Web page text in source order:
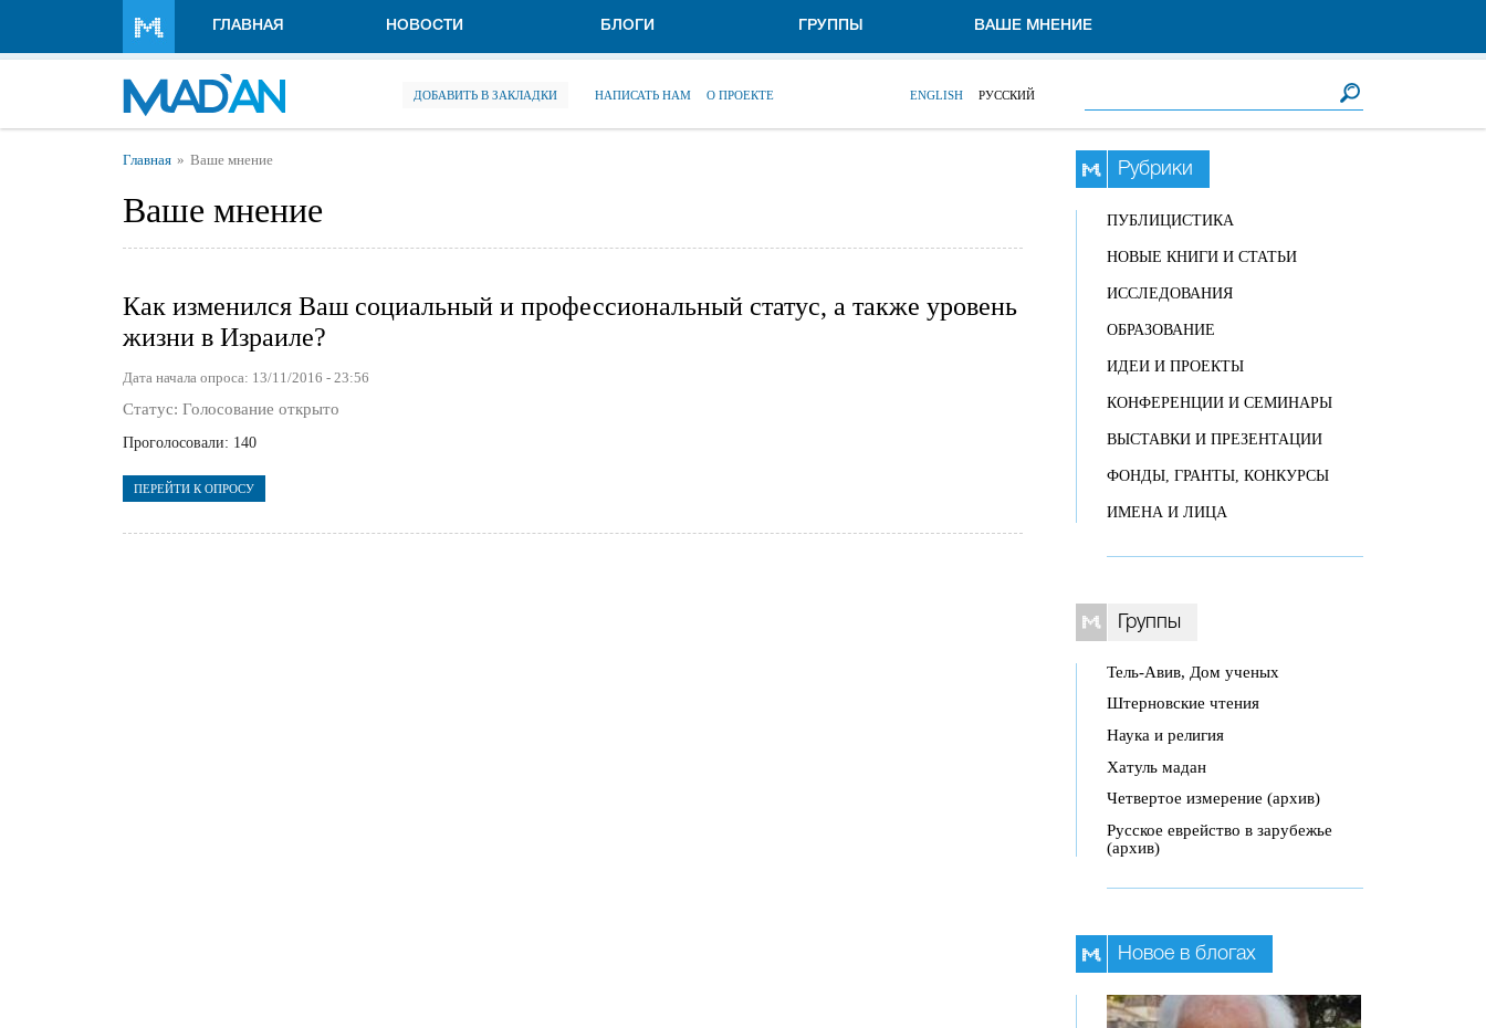
ГЛАВНАЯ НОВОСТИ БЛОГИ ГРУППЫ ВАШЕ МНЕНИЕ
ДОБАВИТЬ В ЗАКЛАДКИ НАПИСАТЬ НАМ О ПРОЕКТЕ ENGLISH РУССКИЙ
Вы здесь
Главная Ваше мнение
Ваше мнение
Как изменился Ваш социальный и профессиональный статус, а также уровень
жизни в Израиле?
Дата начала опроса: 13/11/2016 - 23:56
Статус: Голосование открыто
Проголосовали: 140
ПЕРЕЙТИ К ОПРОСУ
Рубрики
ПУБЛИЦИСТИКА
НОВЫЕ КНИГИ И СТАТЬИ
ИССЛЕДОВАНИЯ
ОБРАЗОВАНИЕ
ИДЕИ И ПРОЕКТЫ
КОНФЕРЕНЦИИ И СЕМИНАРЫ
ВЫСТАВКИ И ПРЕЗЕНТАЦИИ
ФОНДЫ, ГРАНТЫ, КОНКУРСЫ
ИМЕНА И ЛИЦА
Группы
Тель-Авив, Дом ученых
Штерновские чтения
Наука и религия
Хатуль мадан
Четвертое измерение (архив)
Русское еврейство в зарубежье
(архив)
Новое в блогах